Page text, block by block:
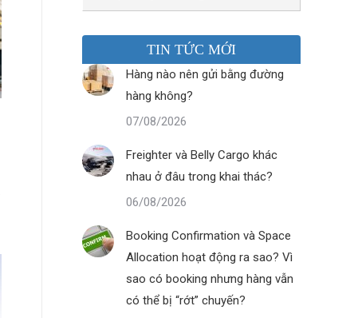
TIN TỨC MỚI
Hàng nào nên gửi bằng đường
hàng không?
07/08/2026
Freighter và Belly Cargo khác
nhau ở đâu trong khai thác?
06/08/2026
Booking Confirmation và Space
Allocation hoạt động ra sao? Vì
sao có booking nhưng hàng vẫn
có thể bị “rớt” chuyến?